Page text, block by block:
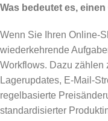
Was bedeutet es,
Wenn Sie Ihren Online-
wiederkehrende
Workflows. Dazu zählen
Lagerupdates, E-Mail-
regelbasierte
standardisierter